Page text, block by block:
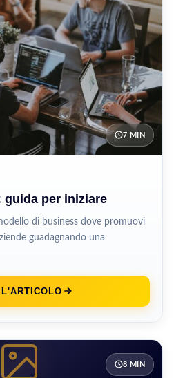
7 MIN
per iniziare
di business dove promuovi
guadagnando una
8 MIN